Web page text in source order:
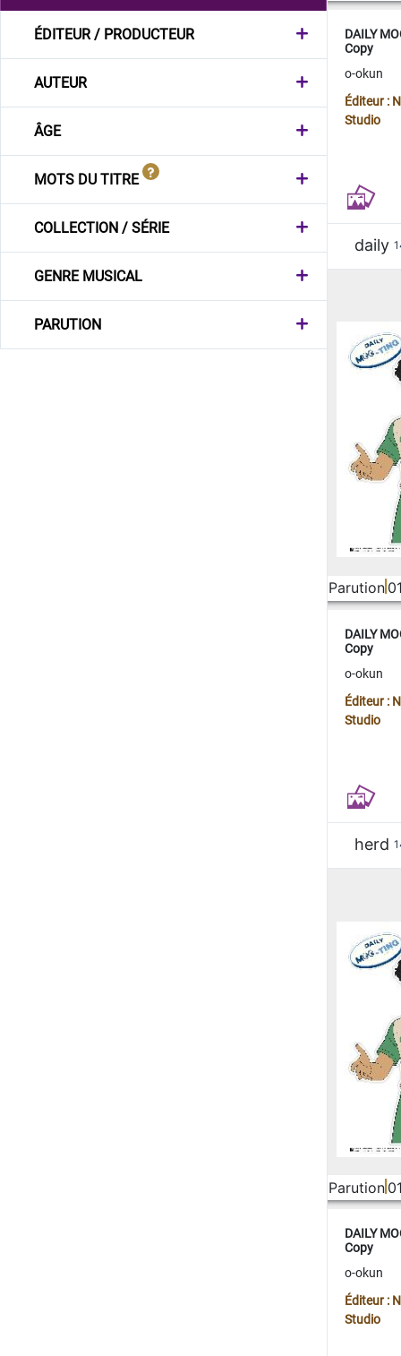
ÉDITEUR / PRODUCTEUR
AUTEUR
ÂGE
MOTS DU TITRE
COLLECTION / SÉRIE
GENRE MUSICAL
PARUTION
DAILY
Copy
o-okun
Éditeur :
Studio
daily
Parution
DAILY
Copy
o-okun
Éditeur :
Studio
herd
Parution
DAILY
Copy
o-okun
Éditeur :
Studio